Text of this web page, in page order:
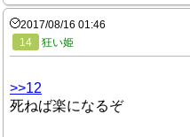
2017/08/16 01:46
14
狂い姫
>>12
死ねば楽になるぞ